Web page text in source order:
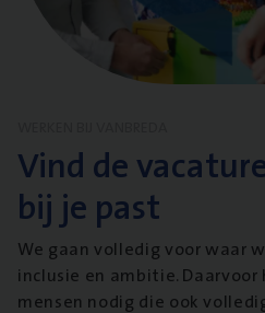
Vind de
bij je past
We gaan volledig voor waar
inclusie en ambitie.
mensen nodig die ook